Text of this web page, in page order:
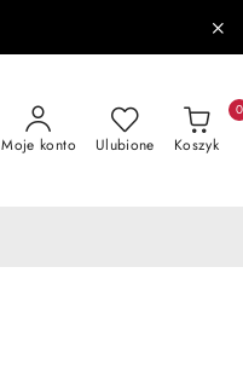
Moje konto Ulubione Koszyk
0